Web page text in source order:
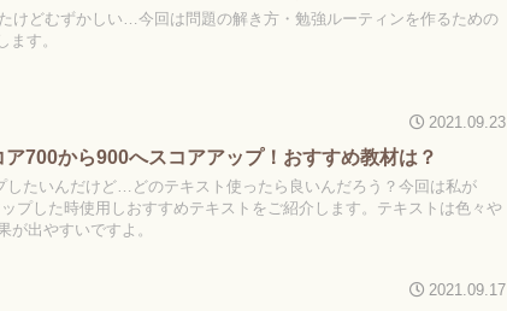
けどむずかしい…今回は問題の解き方・勉強ルーティンを作るための
ます。
2021.09.23
700から900へスコアアップ！おすすめ教材は？
したいんだけど…どのテキスト使ったら良いんだろう？今回は私が
プした時使用しおすすめテキストをご紹介します。テキストは色々や
が出やすいですよ。
2021.09.17